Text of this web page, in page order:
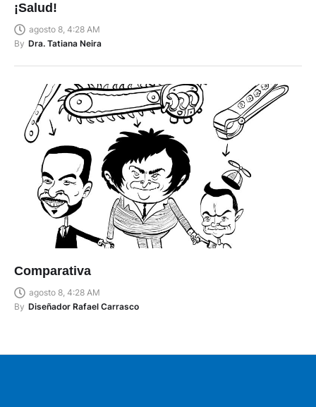
¡Salud!
agosto 8, 4:28 AM
By Dra. Tatiana Neira
Comparativa
agosto 8, 4:28 AM
By Diseñador Rafael Carrasco